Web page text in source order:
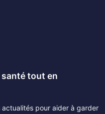
tout en
pour aider à garder